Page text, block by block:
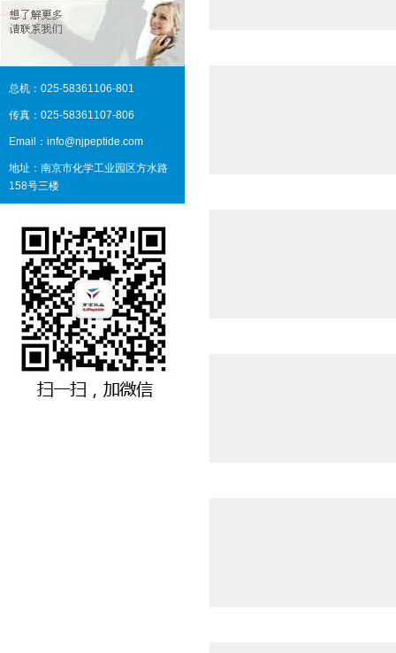
总机：025-58361106-801
传真：025-58361107-806
Email：info@njpeptide.com
地址：南京市化学工业园区方水路
158号三楼